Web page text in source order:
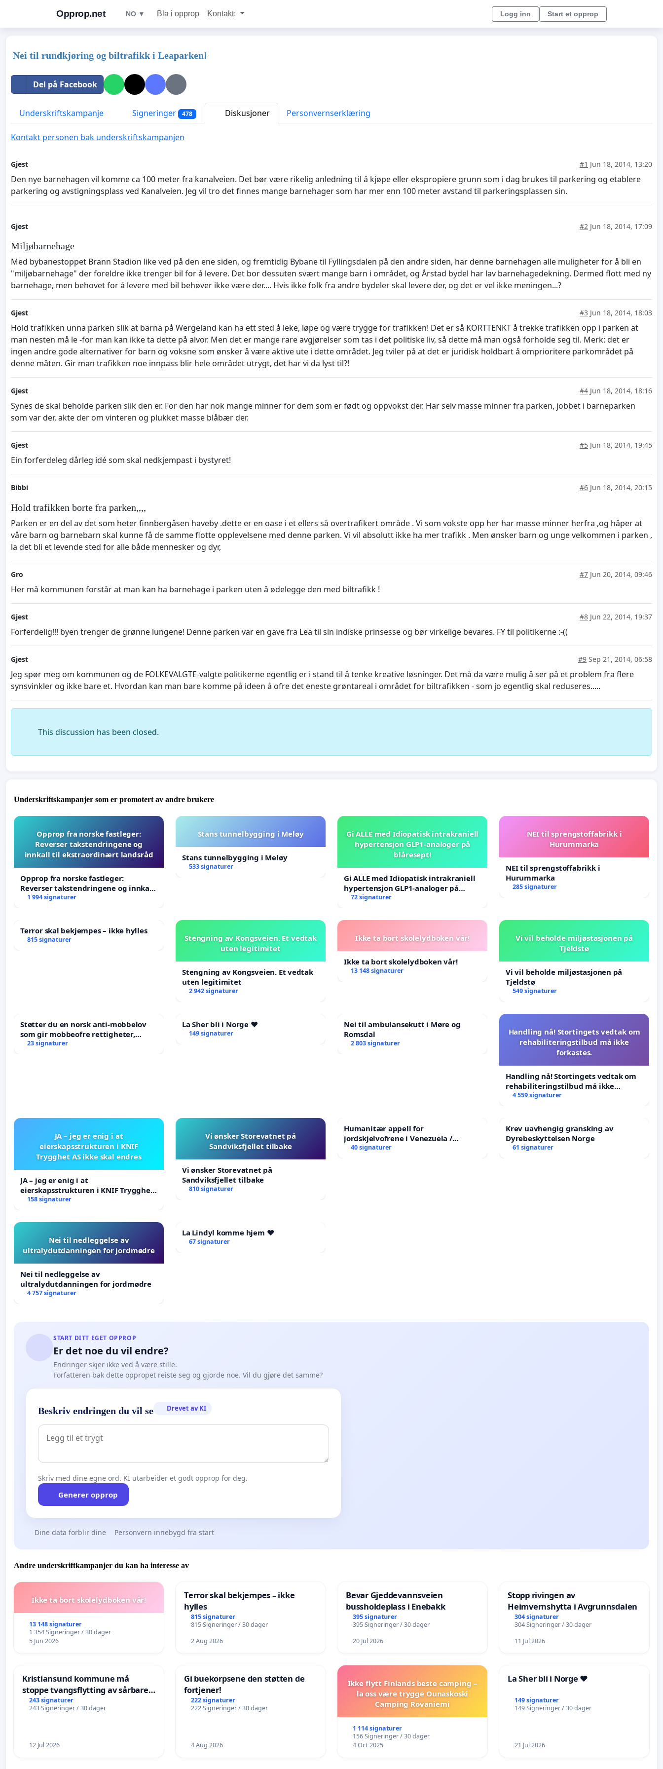
Opprop.net NO ▼ Bla i opprop Kontakt: Logg inn Start et opprop
Nei til rundkjøring og biltrafikk i Leaparken!
Del på Facebook
Underskriftskampanje Signeringer 478 Diskusjoner Personvernserklæring
Kontakt personen bak underskriftskampanjen
Gjest #1 Jun 18, 2014, 13:20
Den nye barnehagen vil komme ca 100 meter fra kanalveien. Det bør være rikelig anledning til å kjøpe eller ekspropiere grunn som i dag brukes til parkering og etablere
parkering og avstigningsplass ved Kanalveien. Jeg vil tro det finnes mange barnehager som har mer enn 100 meter avstand til parkeringsplassen sin.
Gjest #2 Jun 18, 2014, 17:09
Miljøbarnehage
Med bybanestoppet Brann Stadion like ved på den ene siden, og fremtidig Bybane til Fyllingsdalen på den andre siden, har denne barnehagen alle muligheter for å bli en
"miljøbarnehage" der foreldre ikke trenger bil for å levere. Det bor dessuten svært mange barn i området, og Årstad bydel har lav barnehagedekning. Dermed flott med ny
barnehage, men behovet for å levere med bil behøver ikke være der.... Hvis ikke folk fra andre bydeler skal levere der, og det er vel ikke meningen...?
Gjest #3 Jun 18, 2014, 18:03
Hold trafikken unna parken slik at barna på Wergeland kan ha ett sted å leke, løpe og være trygge for trafikken! Det er så KORTTENKT å trekke trafikken opp i parken at
man nesten må le -for man kan ikke ta dette på alvor. Men det er mange rare avgjørelser som tas i det politiske liv, så dette må man også forholde seg til. Merk: det er
ingen andre gode alternativer for barn og voksne som ønsker å være aktive ute i dette området. Jeg tviler på at det er juridisk holdbart å omprioritere parkområdet på
denne måten. Gir man trafikken noe innpass blir hele området utrygt, det har vi da lyst til?!
Gjest #4 Jun 18, 2014, 18:16
Synes de skal beholde parken slik den er. For den har nok mange minner for dem som er født og oppvokst der. Har selv masse minner fra parken, jobbet i barneparken
som var der, akte der om vinteren og plukket masse blåbær der.
Gjest #5 Jun 18, 2014, 19:45
Ein forferdeleg dårleg idé som skal nedkjempast i bystyret!
Bibbi #6 Jun 18, 2014, 20:15
Hold trafikken borte fra parken,,,,
Parken er en del av det som heter finnbergåsen haveby .dette er en oase i et ellers så overtrafikert område . Vi som vokste opp her har masse minner herfra ,og håper at
våre barn og barnebarn skal kunne få de samme flotte opplevelsene med denne parken. Vi vil absolutt ikke ha mer trafikk . Men ønsker barn og unge velkommen i parken ,
la det bli et levende sted for alle både mennesker og dyr,
Gro #7 Jun 20, 2014, 09:46
Her må kommunen forstår at man kan ha barnehage i parken uten å ødelegge den med biltrafikk !
Gjest #8 Jun 22, 2014, 19:37
Forferdelig!!! byen trenger de grønne lungene! Denne parken var en gave fra Lea til sin indiske prinsesse og bør virkelige bevares. FY til politikerne :-((
Gjest #9 Sep 21, 2014, 06:58
Jeg spør meg om kommunen og de FOLKEVALGTE-valgte politikerne egentlig er i stand til å tenke kreative løsninger. Det må da være mulig å ser på et problem fra flere
synsvinkler og ikke bare et. Hvordan kan man bare komme på ideen å ofre det eneste grøntareal i området for biltrafikken - som jo egentlig skal reduseres.....
This discussion has been closed.
Underskriftskampanjer som er promotert av andre brukere
Opprop fra norske fastleger:
Reverser takstendringene og
innkall til ekstraordinært landsråd
Opprop fra norske fastleger:
Reverser takstendringene og innkall
til ekstraordinært landsråd
1 994 signaturer
Stans tunnelbygging i Meløy
Stans tunnelbygging i Meløy
533 signaturer
Gi ALLE med Idiopatisk intrakraniell
hypertensjon GLP1-analoger på
blåresept!
Gi ALLE med Idiopatisk intrakraniell
hypertensjon GLP1-analoger på
blåresept!
72 signaturer
NEI til sprengstoffabrikk i
Hurummarka
NEI til sprengstoffabrikk i
Hurummarka
285 signaturer
Terror skal bekjempes – ikke hylles
815 signaturer
Stengning av Kongsveien. Et vedtak
uten legitimitet
Stengning av Kongsveien. Et vedtak
uten legitimitet
2 942 signaturer
Ikke ta bort skolelydboken vår!
Ikke ta bort skolelydboken vår!
13 148 signaturer
Vi vil beholde miljøstasjonen på
Tjeldstø
Vi vil beholde miljøstasjonen på
Tjeldstø
549 signaturer
Støtter du en norsk anti-mobbelov
som gir mobbeofre rettigheter,
oppreisning og hjelp?
23 signaturer
La Sher bli i Norge ❤️
149 signaturer
Nei til ambulansekutt i Møre og
Romsdal
2 803 signaturer
Handling nå! Stortingets vedtak om
rehabiliteringstilbud må ikke
forkastes.
Handling nå! Stortingets vedtak om
rehabiliteringstilbud må ikke
forkastes.
4 559 signaturer
JA – jeg er enig i at
eierskapsstrukturen i KNIF
Trygghet AS ikke skal endres
JA – jeg er enig i at
eierskapsstrukturen i KNIF Trygghet
AS ikke skal endres
158 signaturer
Vi ønsker Storevatnet på
Sandviksfjellet tilbake
Vi ønsker Storevatnet på
Sandviksfjellet tilbake
810 signaturer
Humanitær appell for
jordskjelvofrene i Venezuela /
Humanitarian Appeal for the
40 signaturer
Krev uavhengig gransking av
Dyrebeskyttelsen Norge
61 signaturer
Nei til nedleggelse av
ultralydutdanningen for jordmødre
Nei til nedleggelse av
ultralydutdanningen for jordmødre
4 757 signaturer
La Lindyl komme hjem ❤️
67 signaturer
START DITT EGET OPPROP
Er det noe du vil endre?
Endringer skjer ikke ved å være stille.
Forfatteren bak dette oppropet reiste seg og gjorde noe. Vil du gjøre det samme?
Beskriv endringen du vil se Drevet av KI
Skriv med dine egne ord. KI utarbeider et godt opprop for deg.
Generer opprop
Dine data forblir dine Personvern innebygd fra start
Andre underskriftkampanjer du kan ha interesse av
Ikke ta bort skolelydboken vår!
13 148 signaturer
1 354 Signeringer / 30 dager
5 Jun 2026
Terror skal bekjempes – ikke
hylles
815 signaturer
815 Signeringer / 30 dager
2 Aug 2026
Bevar Gjeddevannsveien
bussholdeplass i Enebakk
395 signaturer
395 Signeringer / 30 dager
20 Jul 2026
Stopp rivingen av
Heimvernshytta i Avgrunnsdalen
304 signaturer
304 Signeringer / 30 dager
11 Jul 2026
Kristiansund kommune må
stoppe tvangsflytting av sårbare
eldre
243 signaturer
243 Signeringer / 30 dager
12 Jul 2026
Gi buekorpsene den støtten de
fortjener!
222 signaturer
222 Signeringer / 30 dager
4 Aug 2026
Ikke flytt Finlands beste camping –
la oss være trygge Ounaskoski
Camping Rovaniemi
1 114 signaturer
156 Signeringer / 30 dager
4 Oct 2025
La Sher bli i Norge ❤️
149 signaturer
149 Signeringer / 30 dager
21 Jul 2026